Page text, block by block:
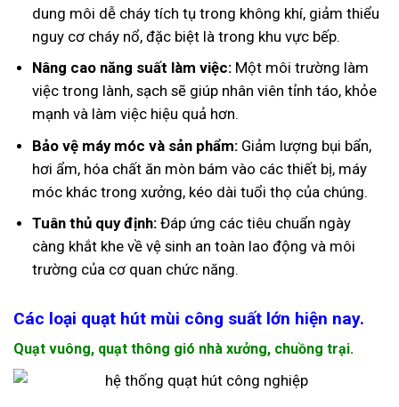
dung môi dễ cháy tích tụ trong không khí, giảm thiểu
nguy cơ cháy nổ, đặc biệt là trong khu vực bếp.
Nâng cao năng suất làm việc:Một môi trường làm
việc trong lành, sạch sẽ giúp nhân viên tỉnh táo, khỏe
mạnh và làm việc hiệu quả hơn.
Bảo vệ máy móc và sản phẩm:Giảm lượng bụi bẩn,
hơi ẩm, hóa chất ăn mòn bám vào các thiết bị, máy
móc khác trong xưởng, kéo dài tuổi thọ của chúng.
Tuân thủ quy định:Đáp ứng các tiêu chuẩn ngày
càng khắt khe về vệ sinh an toàn lao động và môi
trường của cơ quan chức năng.
Các loại quạt hút mùi công suất lớn hiện nay.
Quạt vuông, quạt thông gió nhà xưởng, chuồng trại.